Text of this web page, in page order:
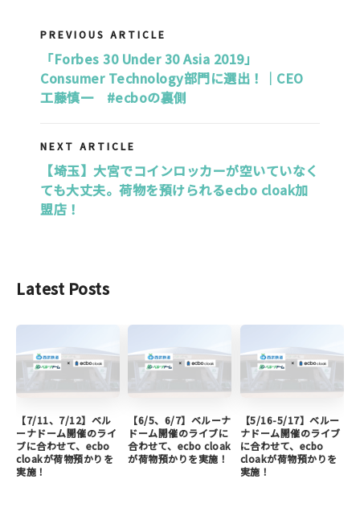
PREVIOUS ARTICLE
「Forbes 30 Under 30 Asia 2019」
Consumer Technology部門に選出！｜CEO
工藤慎一 #ecboの裏側
NEXT ARTICLE
【埼玉】大宮でコインロッカーが空いていなく
ても大丈夫。荷物を預けられるecbo cloak加
盟店！
Latest Posts
【7/11、7/12】ベル
ーナドーム開催のライ
ブに合わせて、ecbo
cloakが荷物預かりを
実施！
【6/5、6/7】ベルーナ
ドーム開催のライブに
合わせて、ecbo cloak
が荷物預かりを実施！
【5/16-5/17】ベルー
ナドーム開催のライブ
に合わせて、ecbo
cloakが荷物預かりを
実施！